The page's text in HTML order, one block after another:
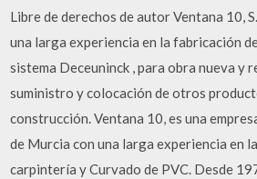
Libre de derechos de autor Ventana 10,
una larga experiencia en la fabricación
sistema Deceuninck , para obra nueva y
suministro y colocación de otros
construcción. Ventana 10, es una
de Murcia con una larga experiencia en
carpintería y Curvado de PVC. Desde